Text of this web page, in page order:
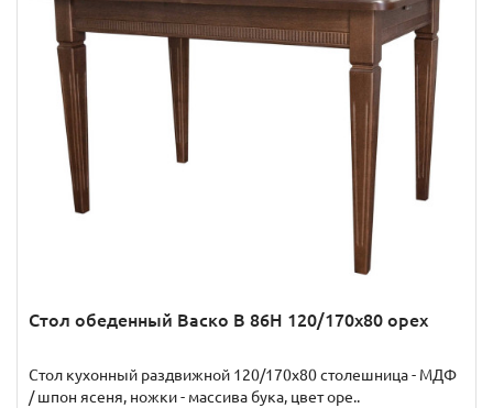
Стол обеденный Васко В 86Н 120/170х80 орех
Стол кухонный раздвижной 120/170х80 столешница - МДФ
/ шпон ясеня, ножки - массива бука, цвет оре..